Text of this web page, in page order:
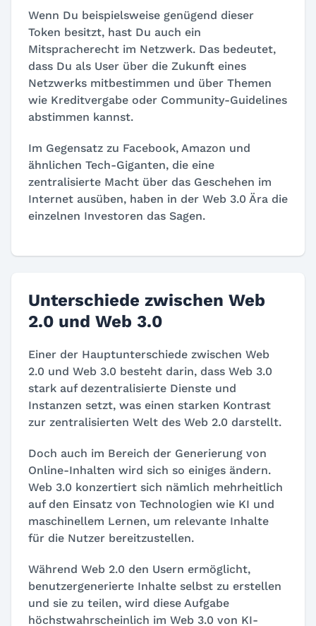
Wenn Du beispielsweise genügend dieser
Token besitzt, hast Du auch ein
Mitspracherecht im Netzwerk. Das bedeutet,
dass Du als User über die Zukunft eines
Netzwerks mitbestimmen und über Themen
wie Kreditvergabe oder Community-Guidelines
abstimmen kannst.
Im Gegensatz zu Facebook, Amazon und
ähnlichen Tech-Giganten, die eine
zentralisierte Macht über das Geschehen im
Internet ausüben, haben in der Web 3.0 Ära die
einzelnen Investoren das Sagen.
Unterschiede zwischen Web
2.0 und Web 3.0
Einer der Hauptunterschiede zwischen Web
2.0 und Web 3.0 besteht darin, dass Web 3.0
stark auf dezentralisierte Dienste und
Instanzen setzt, was einen starken Kontrast
zur zentralisierten Welt des Web 2.0 darstellt.
Doch auch im Bereich der Generierung von
Online-Inhalten wird sich so einiges ändern.
Web 3.0 konzertiert sich nämlich mehrheitlich
auf den Einsatz von Technologien wie KI und
maschinellem Lernen, um relevante Inhalte
für die Nutzer bereitzustellen.
Während Web 2.0 den Usern ermöglicht,
benutzergenerierte Inhalte selbst zu erstellen
und sie zu teilen, wird diese Aufgabe
höchstwahrscheinlich im Web 3.0 von KI-